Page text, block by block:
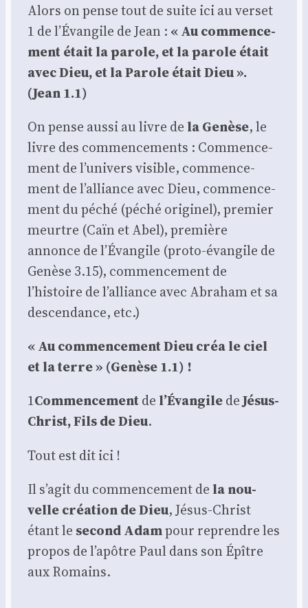
Alors on pense tout de suite ici au ver­set
1 de l’Évangile de Jean : « Au com­men­ce­
ment était la parole, et la parole était
avec Dieu, et la Parole était Dieu ».
(Jean 1.1)
On pense aus­si au livre de la Genèse, le
livre des com­men­ce­ments : Com­men­ce­
ment de l’univers visible, com­men­ce­
ment de l’alliance avec Dieu, com­men­ce­
ment du péché (péché ori­gi­nel), pre­mier
meurtre (Caïn et Abel), pre­mière
annonce de l’Évangile (pro­to-évan­gile de
Genèse 3.15), com­men­ce­ment de
l’histoire de l’alliance avec Abra­ham et sa
des­cen­dance, etc.)
« Au com­men­ce­ment Dieu créa le ciel
et la terre » (Genèse 1.1) !
1Com­men­ce­mentde l’É­van­giledeJésus-
Christ, Fils de Dieu.
Tout est dit ici !
Il s’agit du com­men­ce­ment de la nou­
velle créa­tion de Dieu, Jésus-Christ
étant le second Adampour reprendre les
pro­pos de l’apôtre Paul dans son Épître
aux Romains.